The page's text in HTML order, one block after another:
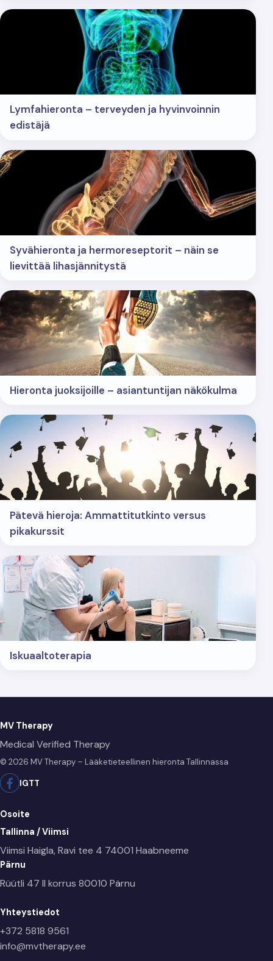
Lymfahieronta – terveyden ja hyvinvoinnin
edistäjä
Syvähieronta ja hermoreseptorit – näin se
lievittää lihasjännitystä
Hieronta juoksijoille – asiantuntijan näkökulma
Pätevä hieroja: Ammattitutkinto versus
pikakurssit
Iskuaaltoterapia
MV Therapy
Medical Verified Therapy
© 2026 MV Therapy – Lääketieteellinen hieronta Tallinnassa
IGTT
Osoite
Tallinna / Viimsi
Viimsi Haigla, Ravi tee 4 74001 Haabneeme
Pärnu
Rüütli 47 II korrus 80010 Pärnu
Yhteystiedot
+372 5818 9561
info@mvtherapy.ee